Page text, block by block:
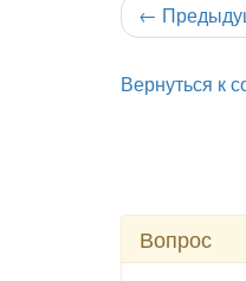
←
Вернуться к
Вопрос